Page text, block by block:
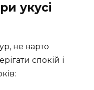
укусі
не варто
спокій і